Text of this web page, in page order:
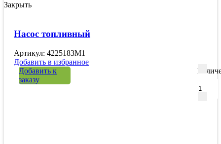
Закрыть
Насос топливный
Артикул: 4225183M1
Добавить в избранное
Добавить к
заказу